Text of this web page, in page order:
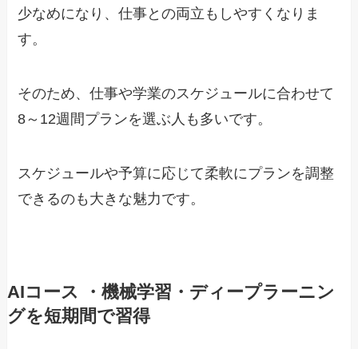
少なめになり、仕事との両立もしやすくなりま
す。
そのため、仕事や学業のスケジュールに合わせて
8～12週間プランを選ぶ人も多いです。
スケジュールや予算に応じて柔軟にプランを調整
できるのも大きな魅力です。
AIコース ・機械学習・ディープラーニン
グを短期間で習得